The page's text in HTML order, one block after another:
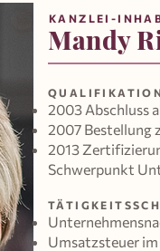
Mandy
KANZLEI-
2003 Abschluss
2007 Bestellung
2013
Schwerpunkt
Umsatzsteuer